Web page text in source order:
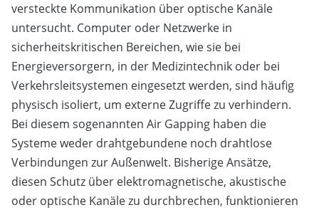
versteckte Kommunikation über optische Kanäle
untersucht. Computer oder Netzwerke in
sicherheitskritischen Bereichen, wie sie bei
Energieversorgern, in der Medizintechnik oder bei
Verkehrsleitsystemen eingesetzt werden, sind häufig
physisch isoliert, um externe Zugriffe zu verhindern.
Bei diesem sogenannten Air Gapping haben die
Systeme weder drahtgebundene noch drahtlose
Verbindungen zur Außenwelt. Bisherige Ansätze,
diesen Schutz über elektromagnetische, akustische
oder optische Kanäle zu durchbrechen, funktionieren